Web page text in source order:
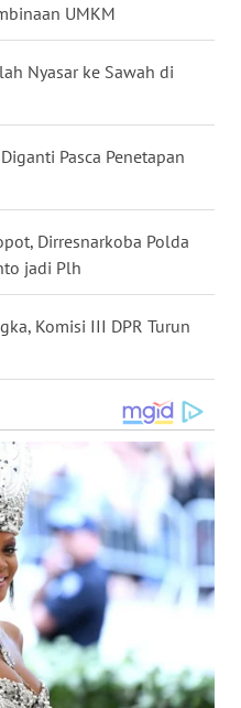
UMKM
Nyasar ke Sawah di
Pasca Penetapan
Dirresnarkoba Polda
jadi Plh
Komisi III DPR Turun